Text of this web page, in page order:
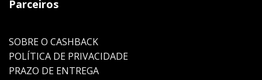
Parceiros
SOBRE O CASHBACK
POLÍTICA DE PRIVACIDADE
PRAZO DE ENTREGA